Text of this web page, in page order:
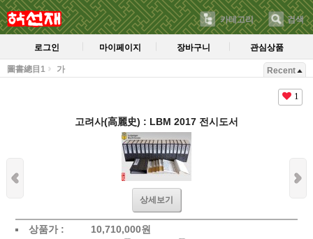
카테고리 검색
로그인 마이페이지 장바구니 관심상품
圖書總目1 가 Recent
1
고려사(高麗史) : LBM 2017 전시도서
상세보기
상품가 : 10,710,000원